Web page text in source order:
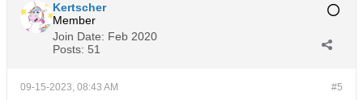
Kertscher
Member
Join Date: Feb 2020
Posts: 51
#5
09-15-2023, 08:43 AM